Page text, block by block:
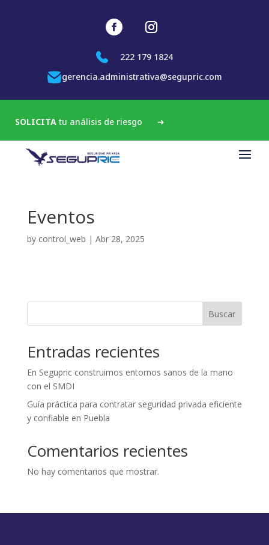
222 179 1824
gerencia.administrativa@segupric.com
SOLICITA tu análisis de riesgo ➜
Eventos
by control_web | Abr 28, 2025
Buscar
Entradas recientes
En Segupric construimos entornos sanos de la mano
con el SMDI
Guía práctica para contratar seguridad privada eficiente
y confiable en Puebla
Comentarios recientes
No hay comentarios que mostrar.